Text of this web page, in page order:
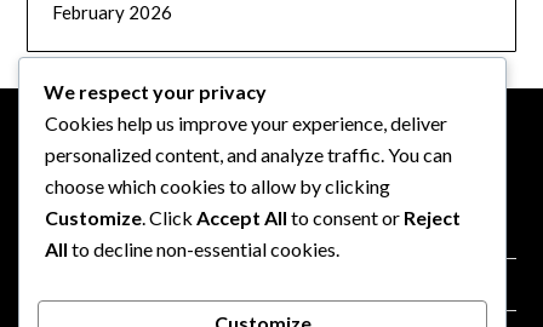
February 2026
ΝΟΜΙΚΆ
Πολιτική για cookies
We respect your privacy
Cookies help us improve your experience, deliver
personalized content, and analyze traffic. You can
choose which cookies to allow by clicking
Customize . Click Accept All to consent or Reject
All to decline non-essential cookies.